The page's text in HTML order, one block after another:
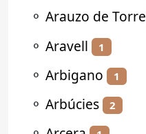
⚬ Arauzo de Torre
⚬ Aravell 1
⚬ Arbigano 1
⚬ Arbúcies 2